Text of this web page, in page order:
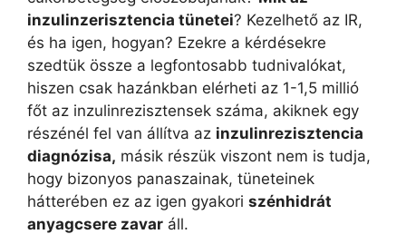
inzulinzerisztencia tünetei? Kezelhető az IR,
és ha igen, hogyan? Ezekre a kérdésekre
szedtük össze a legfontosabb tudnivalókat,
hiszen csak hazánkban elérheti az 1-1,5 millió
főt az inzulinrezisztensek száma, akiknek egy
részénél fel van állítva az inzulinrezisztencia
diagnózisa, másik részük viszont nem is tudja,
hogy bizonyos panaszainak, tüneteinek
hátterében ez az igen gyakori szénhidrát
anyagcsere zavar áll.